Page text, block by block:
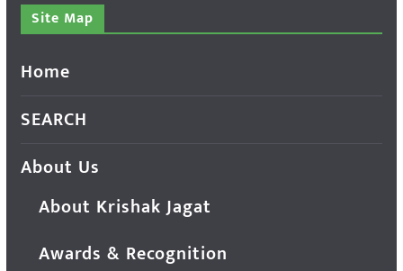
Site Map
Home
SEARCH
About Us
About Krishak Jagat
Awards & Recognition